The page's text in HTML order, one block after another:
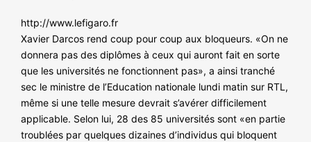
http://www.lefigaro.fr
Xavier Darcos rend coup pour coup aux bloqueurs. «On ne
donnera pas des diplômes à ceux qui auront fait en sorte
que les universités ne fonctionnent pas», a ainsi tranché
sec le ministre de l’Education nationale lundi matin sur RTL,
même si une telle mesure devrait s’avérer difficilement
applicable. Selon lui, 28 des 85 universités sont «en partie
troublées par quelques dizaines d’individus qui bloquent